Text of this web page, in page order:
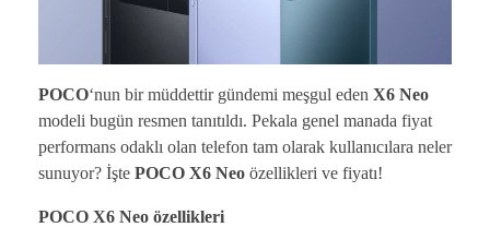
POCO‘nun bir müddettir gündemi meşgul eden X6 Neo
modeli bugün resmen tanıtıldı. Pekala genel manada fiyat
performans odaklı olan telefon tam olarak kullanıcılara neler
sunuyor? İşte POCO X6 Neo özellikleri ve fiyatı!
POCO X6 Neo özellikleri